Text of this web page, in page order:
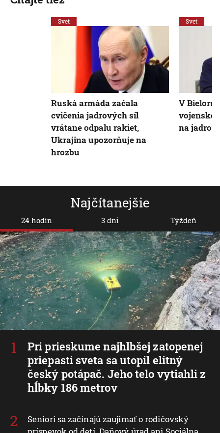
Najčítanejšie
24 hodín
Pri prieskume najhlbšej zatopenej
priepasti sveta sa utopil elitný
český potápač. Jeho telo vytiahli z
hĺbky 186 metrov
Seniori sa začínajú zaujímať o rodičovský
3 dni Týždeň
Svet
Ruská armáda začala
cvičenia jadrových síl
vrátane odpalu rakiet,
Ukrajina upozorňuje na
hrozbu
Svet
V
vojenské
na